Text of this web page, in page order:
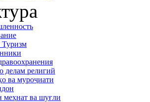
делам религий
ва муроҷиати
меҳнат ва шуғли